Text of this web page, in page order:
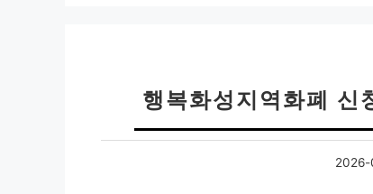
행복화성지역화폐 신